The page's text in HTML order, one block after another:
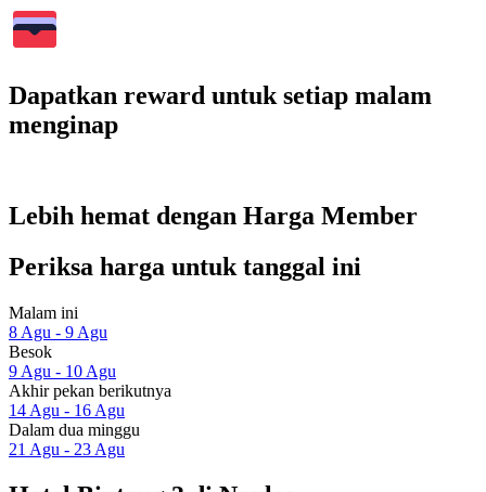
Dapatkan reward untuk setiap malam
menginap
Lebih hemat dengan Harga Member
Periksa harga untuk tanggal ini
Malam ini
8 Agu - 9 Agu
Besok
9 Agu - 10 Agu
Akhir pekan berikutnya
14 Agu - 16 Agu
Dalam dua minggu
21 Agu - 23 Agu